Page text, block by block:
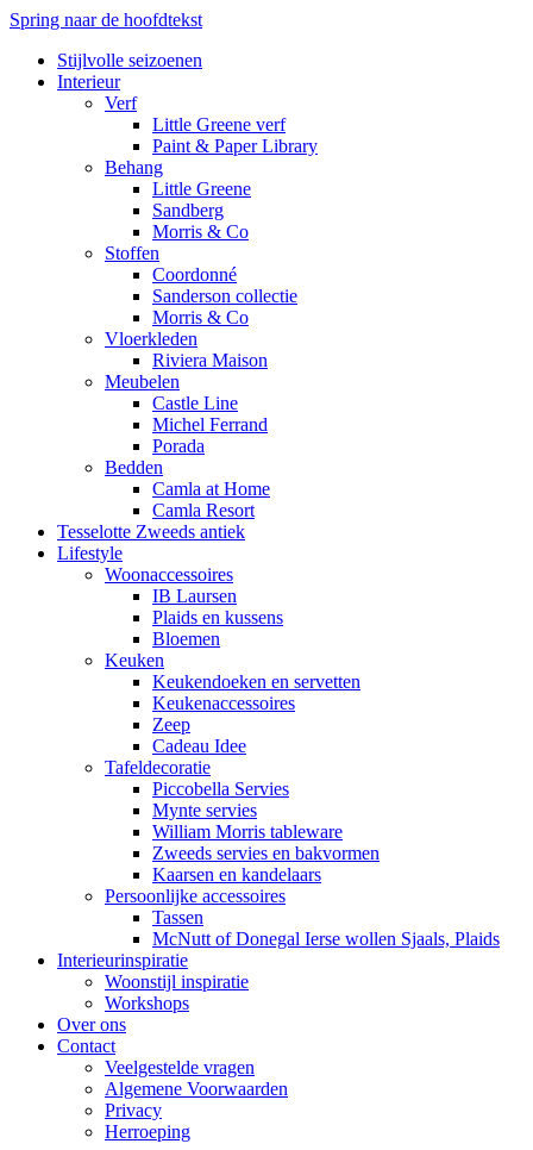
Spring naar de hoofdtekst
Stijlvolle seizoenen
Interieur
Verf
Little Greene verf
Paint & Paper Library
Behang
Little Greene
Sandberg
Morris & Co
Stoffen
Coordonné
Sanderson collectie
Morris & Co
Vloerkleden
Riviera Maison
Meubelen
Castle Line
Michel Ferrand
Porada
Bedden
Camla at Home
Camla Resort
Tesselotte Zweeds antiek
Lifestyle
Woonaccessoires
IB Laursen
Plaids en kussens
Bloemen
Keuken
Keukendoeken en servetten
Keukenaccessoires
Zeep
Cadeau Idee
Tafeldecoratie
Piccobella Servies
Mynte servies
William Morris tableware
Zweeds servies en bakvormen
Kaarsen en kandelaars
Persoonlijke accessoires
Tassen
McNutt of Donegal Ierse wollen Sjaals, Plaids
Interieurinspiratie
Woonstijl inspiratie
Workshops
Over ons
Contact
Veelgestelde vragen
Algemene Voorwaarden
Privacy
Herroeping